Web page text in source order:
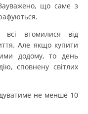
що саме з
втомилися від
Але якщо купити
додому, то день
сповнену світлих
не менше 10